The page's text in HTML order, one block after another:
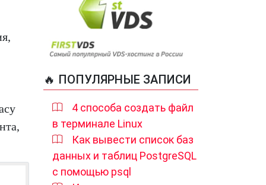
🔥 ПОПУЛЯРНЫЕ ЗАПИСИ
4 способа создать файл
в терминале Linux
Как вывести список баз
данных и таблиц PostgreSQL
с помощью psql